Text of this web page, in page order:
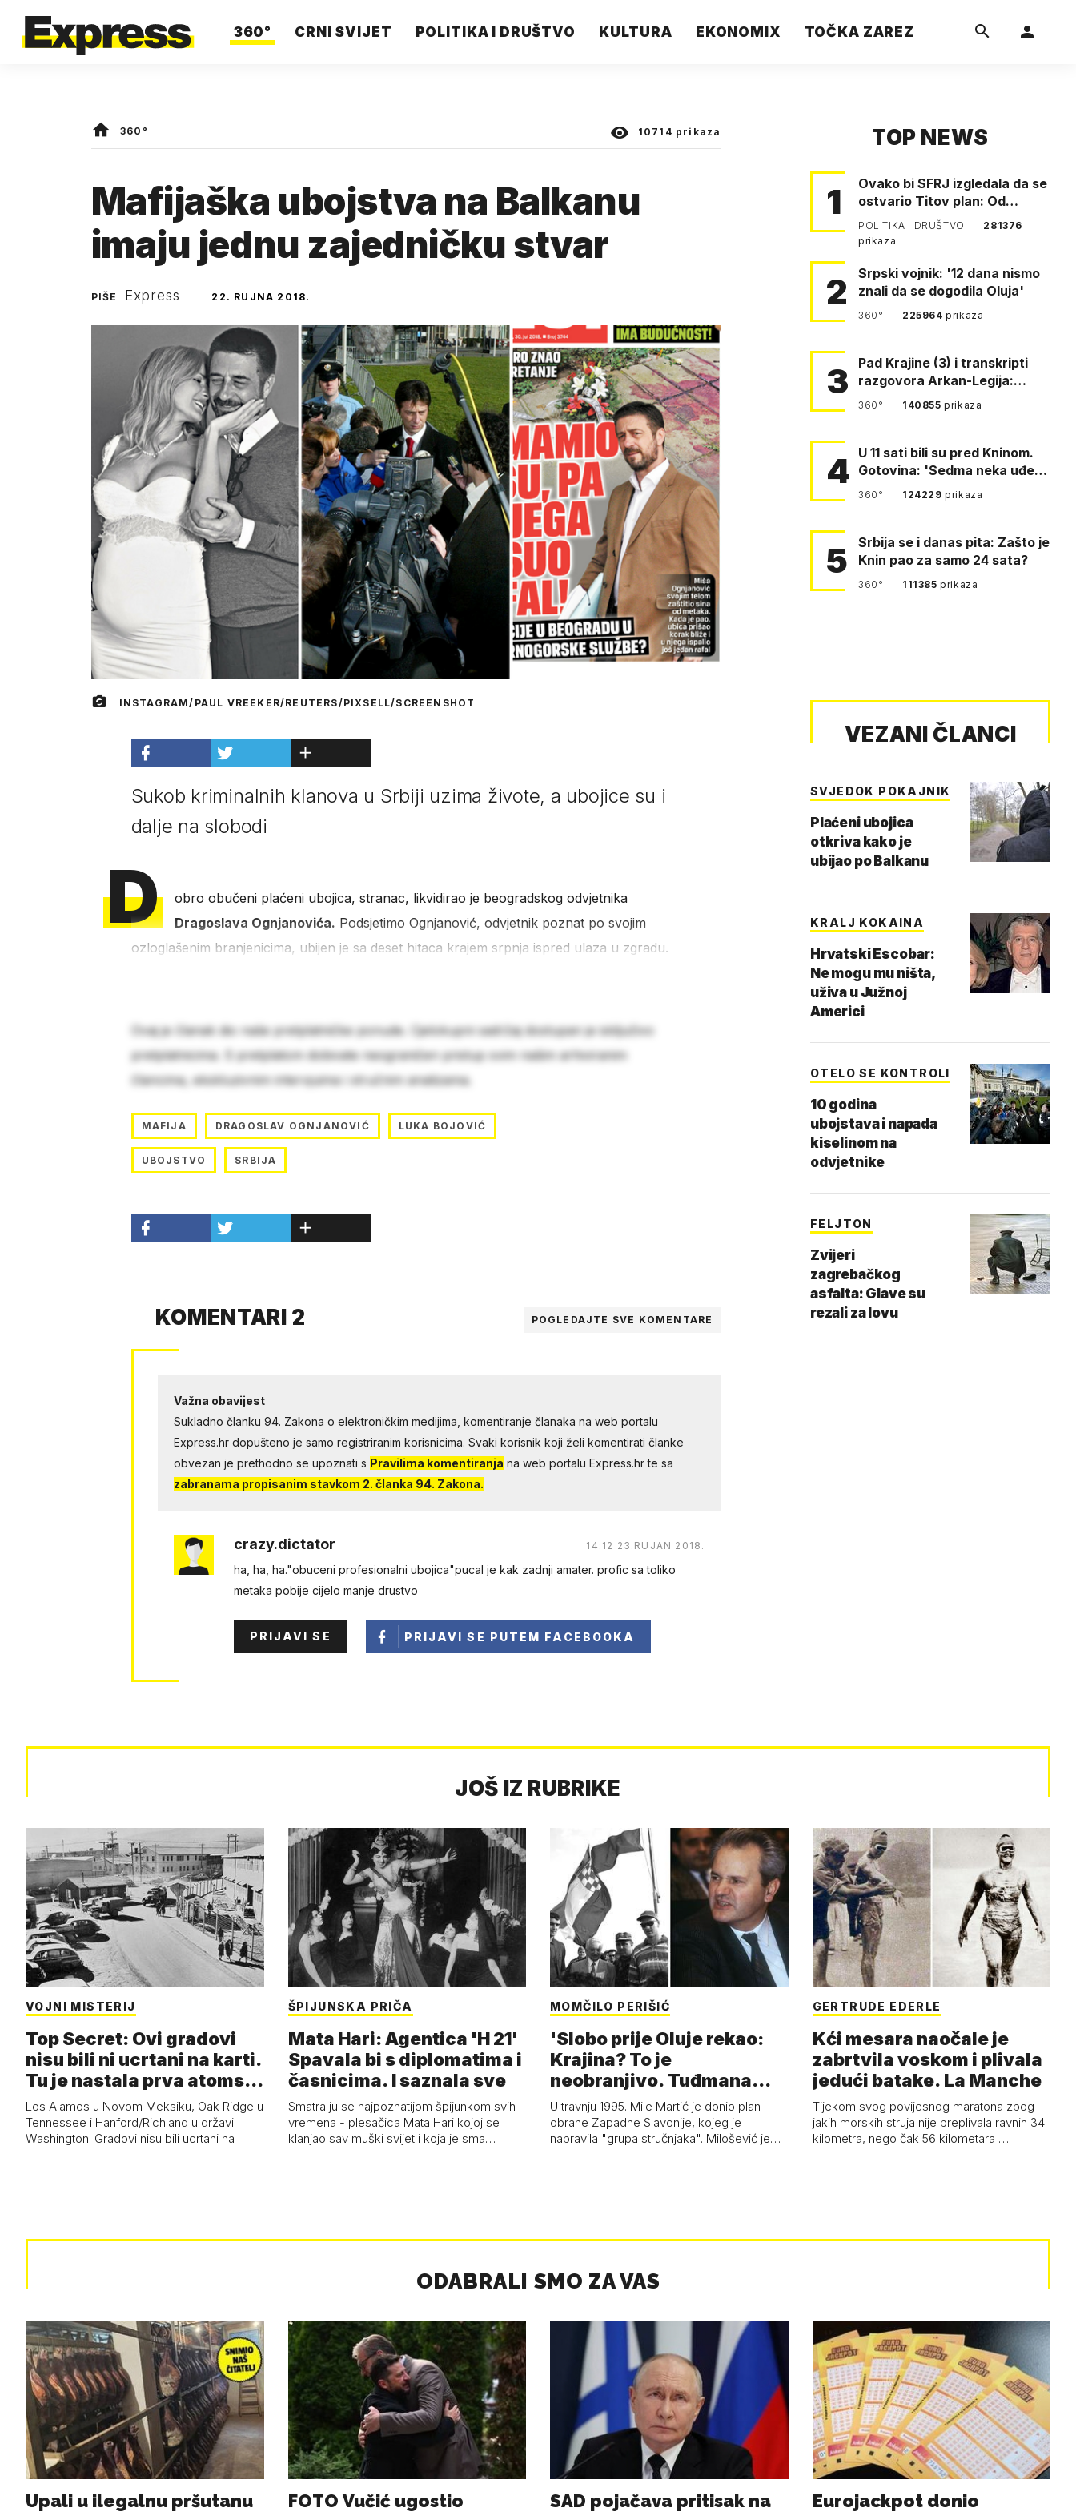
360° CRNI SVIJET POLITIKA I DRUŠTVO KULTURA EKONOMIX TOČKA ZAREZ
360° 10714 prikaza
Mafijaška ubojstva na Balkanu
imaju jednu zajedničku stvar
PIŠE Express 22. RUJNA 2018.
INSTAGRAM/PAUL VREEKER/REUTERS/PIXSELL/SCREENSHOT
Sukob kriminalnih klanova u Srbiji uzima živote, a ubojice su i
dalje na slobodi
D
obro obučeni plaćeni ubojica, stranac, likvidirao je beogradskog odvjetnika
Dragoslava Ognjanovića. Podsjetimo Ognjanović, odvjetnik poznat po svojim
ozloglašenim branjenicima, ubijen je sa deset hitaca krajem srpnja ispred ulaza u zgradu.
Ovaj je članak dio naše pretplatničke ponude. Cjelokupni sadržaj dostupan je isključivo
pretplatnicima. S pretplatom dobivate neograničen pristup svim našim arhiviranim
člancima, ekskluzivnim intervjuima i stručnim analizama.
MAFIJA DRAGOSLAV OGNJANOVIĆ LUKA BOJOVIĆ
UBOJSTVO SRBIJA
KOMENTARI 2 POGLEDAJTE SVE KOMENTARE
Važna obavijest
Sukladno članku 94. Zakona o elektroničkim medijima, komentiranje članaka na web portalu
Express.hr dopušteno je samo registriranim korisnicima. Svaki korisnik koji želi komentirati članke
obvezan je prethodno se upoznati s Pravilima komentiranja na web portalu Express.hr te sa
zabranama propisanim stavkom 2. članka 94. Zakona.
crazy.dictator 14:12 23.RUJAN 2018.
ha, ha, ha."obuceni profesionalni ubojica"pucal je kak zadnji amater. profic sa toliko
metaka pobije cijelo manje drustvo
PRIJAVI SE PRIJAVI SE PUTEM FACEBOOKA
TOP NEWS
1
Ovako bi SFRJ izgledala da se
ostvario Titov plan: Od
Klagenfurta do Istanbula!
POLITIKA I DRUŠTVO
281376
prikaza
2
Srpski vojnik: '12 dana nismo
znali da se dogodila Oluja'
360° 225964prikaza
3
Pad Krajine (3) i transkripti
razgovora Arkan-Legija:
'Čujem, prelazite ustašam…
360° 140855prikaza
4 U 11 sati bili su pred Kninom.
Gotovina: 'Sedma neka uđe,
4. gardijska neka g…
360° 124229prikaza
5
Srbija se i danas pita: Zašto je
Knin pao za samo 24 sata?
360° 111385prikaza
VEZANI ČLANCI
SVJEDOK POKAJNIK
Plaćeni ubojica
otkriva kako je
ubijao po Balkanu
KRALJ KOKAINA
Hrvatski Escobar:
Ne mogu mu ništa,
uživa u Južnoj
Americi
OTELO SE KONTROLI
10 godina
ubojstava i napada
kiselinom na
odvjetnike
FELJTON
Zvijeri
zagrebačkog
asfalta: Glave su
rezali za lovu
JOŠ IZ RUBRIKE
VOJNI MISTERIJ
Top Secret: Ovi gradovi
nisu bili ni ucrtani na karti.
Tu je nastala prva atoms…
Los Alamos u Novom Meksiku, Oak Ridge u
Tennessee i Hanford/Richland u državi
Washington. Gradovi nisu bili ucrtani na …
ŠPIJUNSKA PRIČA
Mata Hari: Agentica 'H 21'
Spavala bi s diplomatima i
časnicima. I saznala sve
Smatra ju se najpoznatijom špijunkom svih
vremena - plesačica Mata Hari kojoj se
klanjao sav muški svijet i koja je sma…
MOMČILO PERIŠIĆ
'Slobo prije Oluje rekao:
Krajina? To je
neobranjivo. Tuđmana
zvao Krivousti'
U travnju 1995. Mile Martić je donio plan
obrane Zapadne Slavonije, kojeg je
napravila "grupa stručnjaka". Milošević je…
GERTRUDE EDERLE
Kći mesara naočale je
zabrtvila voskom i plivala
jedući batake. La Manche
Tijekom svog povijesnog maratona zbog
jakih morskih struja nije preplivala ravnih 34
kilometra, nego čak 56 kilometara …